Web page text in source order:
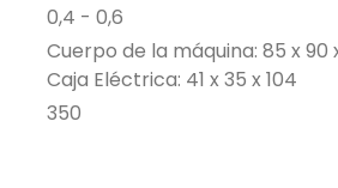
0,4 - 0,6
Cuerpo de la máquina: 85 x 90
Caja Eléctrica: 41 x 35 x 104
350